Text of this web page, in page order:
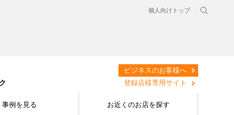
個人向けトップ
ビジネスのお客様へ
登録店様専用サイト
事例を見る お近くのお店を探す